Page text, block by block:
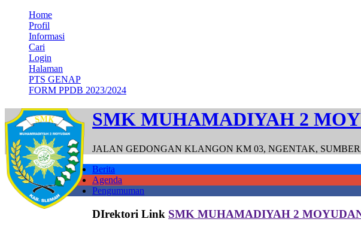
Home
Profil
Informasi
Cari
Login
Halaman
PTS GENAP
FORM PPDB 2023/2024
SMK MUHAMADIYAH 2
JALAN GEDONGAN KLANGON KM 03, NGENTAK,
Berita
Agenda
Pengumuman
DIrektori Link SMK MUHAMADIYAH 2